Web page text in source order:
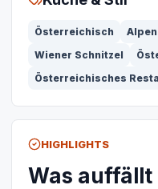
Österreichisch
Wiener Schnitzel
Österreichisches
HIGHLIGHTS
Was auffällt